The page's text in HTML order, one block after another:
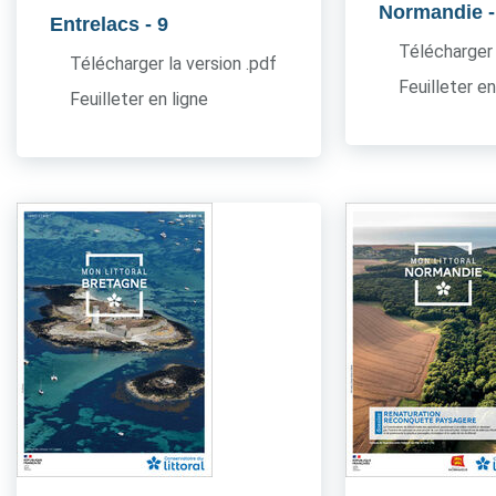
Entrelacs - 9
Télécharger la version .pdf
Feuilleter en ligne
Normandie
Feuilleter